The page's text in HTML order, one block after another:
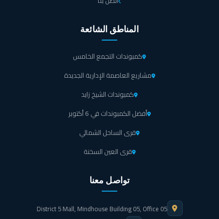
حتى تصل إلى 450 متر مربع.
تبدأ مساحة الوحدات الإدارية في كمبوند ايزولا فيلا أكتوبر من
أهم مميزات كمبوند ايزولا فيلا 6 أكتوبر
تمتاز شركة المصرية جروب بالعديد من النقاط الفريدة و الراقية حيث أنها تحرص على
تقديم مزايا فخمة ومتعددة تليق بمستوى عملائها الفاخر وذلك بالكمبوند الراقي ايزولا
المناطق الشائعة
كمبوندات التجمع الخامس
مشاريع العاصمة الإدارية الجديدة
كمبوندات الشيخ زايد
أفضل الكمبوندات في 6 أكتوبر
قرى الساحل الشمالي
قرى العين السخنة
تواصل معنا
District 5 Mall, Mindhouse Building 05, Office 05